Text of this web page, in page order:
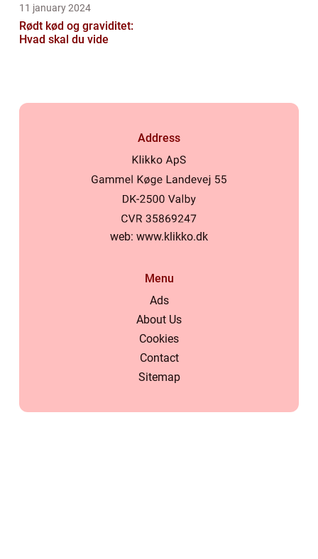
11 january 2024
Rødt kød og graviditet:
Hvad skal du vide
Address
web: www.klikko.dk
Menu
Ads
About Us
Cookies
Contact
Sitemap